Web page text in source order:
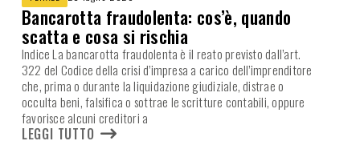
Bancarotta fraudolenta: cos’è, quando
scatta e cosa si rischia
Indice La bancarotta fraudolenta è il reato previsto dall’art.
322 del Codice della crisi d’impresa a carico dell’imprenditore
che, prima o durante la liquidazione giudiziale, distrae o
occulta beni, falsifica o sottrae le scritture contabili, oppure
favorisce alcuni creditori a
LEGGI TUTTO